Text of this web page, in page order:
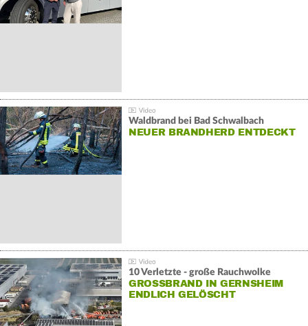
Waldbrand bei Bad Schwalbach
NEUER BRANDHERD ENTDECKT
10 Verletzte - große Rauchwolke
GROSSBRAND IN GERNSHEIM E
NDLICH GELÖSCHT